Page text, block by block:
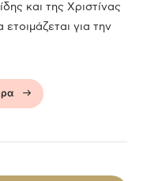
και της Χριστίνας
για την